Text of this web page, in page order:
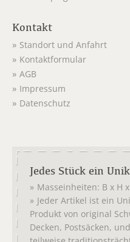
Kontakt
Standort und Anfahrt
Kontaktformular
AGB
Impressum
Datenschutz
Jedes Stück ein
Masseinheiten: B x H
Jeder Artikel ist ein
Produkt von original
Decken, Postsäcken,